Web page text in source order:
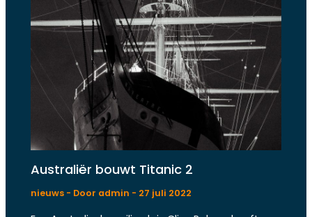
Australiër bouwt Titanic 2
nieuws - Door admin - 27 juli 2022